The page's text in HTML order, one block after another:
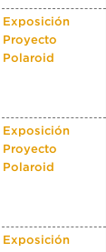
Exposición
Proyecto
Polaroid
Exposición
Proyecto
Polaroid
Exposición